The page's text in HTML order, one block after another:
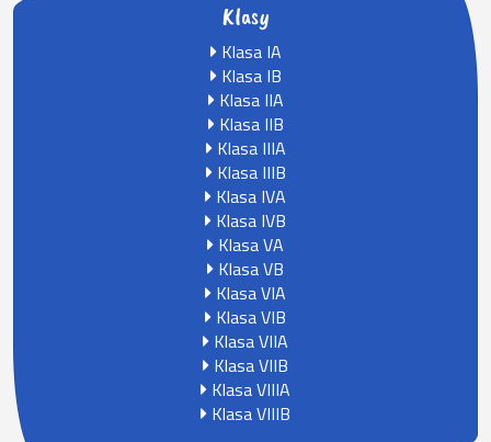
Klasy
Klasa IA
Klasa IB
Klasa IIA
Klasa IIB
Klasa IIIA
Klasa IIIB
Klasa IVA
Klasa IVB
Klasa VA
Klasa VB
Klasa VIA
Klasa VIB
Klasa VIIA
Klasa VIIB
Klasa VIIIA
Klasa VIIIB